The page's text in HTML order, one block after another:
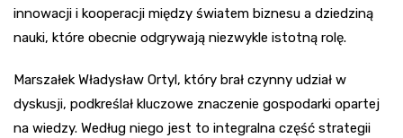
innowacji i kooperacji między światem biznesu a dziedziną
nauki, które obecnie odgrywają niezwykle istotną rolę.
Marszałek Władysław Ortyl, który brał czynny udział w
dyskusji, podkreślał kluczowe znaczenie gospodarki opartej
na wiedzy. Według niego jest to integralna część strategii